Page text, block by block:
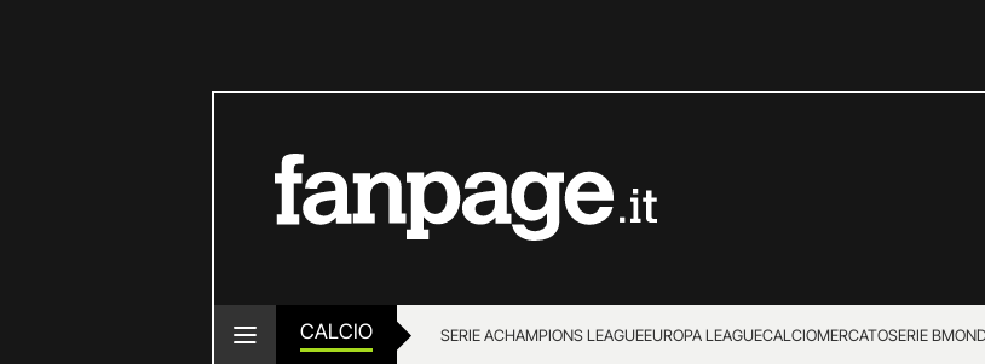
CALCIO SERIE ACHAMPIONS LEAGUEEUROPA LEAGUECALCIOMERCATOSERIE B